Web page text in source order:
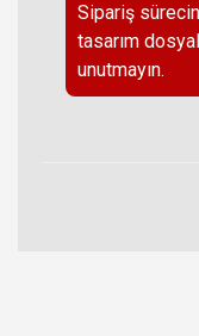
Sipariş
tasarım
unutmayın.